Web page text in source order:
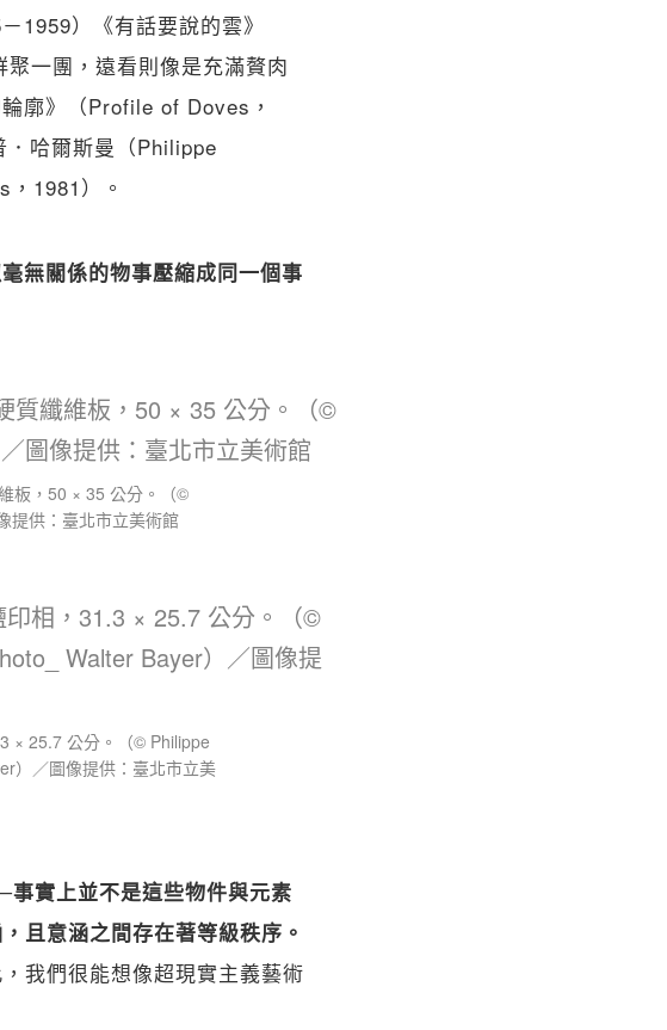
1959）《有話要說的雲》
一團，遠看則像是充滿贅肉
廓》（Profile of Doves，
．哈爾斯曼（Philippe
1981）。
無關係的物事壓縮成同一個事
板，50 × 35 公分。（©
提供：臺北市立美術館
× 25.7 公分。（© Philippe
）／圖像提供：臺北市立美
事實上並不是這些物件與元素
且意涵之間存在著等級秩序。
我們很能想像超現實主義藝術